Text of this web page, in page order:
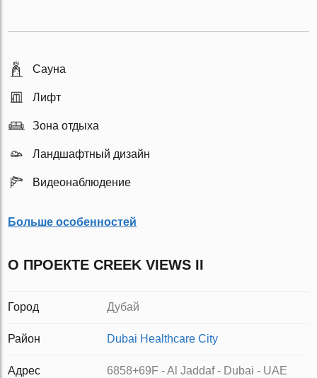
Сауна
Лифт
Зона отдыха
Ландшафтный дизайн
Видеонаблюдение
Больше особенностей
О ПРОЕКТЕ CREEK VIEWS II
Город Дубай
Район Dubai Healthcare City
Адрес 6858+69F - Al Jaddaf - Dubai - UAE